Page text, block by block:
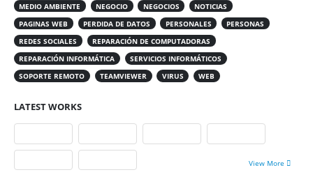
MEDIO AMBIENTE
NEGOCIO NEGOCIOS
NOTICIAS
PAGINAS WEB
PERDIDA DE DATOS PERSONALES
PERSONAS
REDES SOCIALES
REPARACIÓN DE COMPUTADORAS
REPARACIÓN INFORMÁTICA
SERVICIOS INFORMÁTICOS
SOPORTE REMOTO
TEAMVIEWER VIRUS WEB
LATEST WORKS
View More